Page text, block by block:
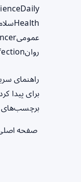
Health
عمومی
روان
راهنمای
برای پیدا
برچسب‌های
صفحه